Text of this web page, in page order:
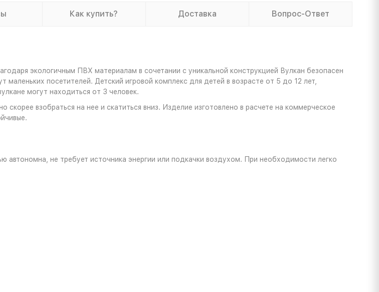
Как купить? Доставка Вопрос-Ответ
экологичным ПВХ материалам в сочетании с уникальной конструкцией Вулкан безопасен
посетителей. Детский игровой комплекс для детей в возрасте от 5 до 12 лет,
могут находиться от 3 человек.
взобраться на нее и скатиться вниз. Изделие изготовлено в расчете на коммерческое
не требует источника энергии или подкачки воздухом. При необходимости легко